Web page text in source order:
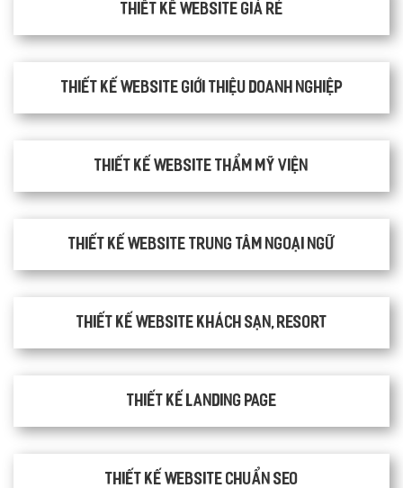
Thiết kế website giá rẻ
Thiết kế website giới thiệu doanh nghiệp
Thiết kế website thẩm mỹ viện
Thiết kế website trung tâm ngoại ngữ
Thiết kế website khách sạn, resort
Thiết kế Landing Page
Thiết kế website chuẩn SEO